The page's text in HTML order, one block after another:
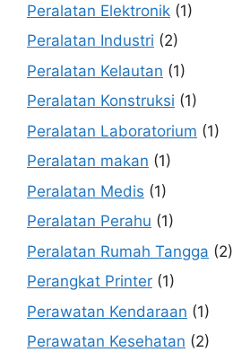
Peralatan Elektronik (1)
Peralatan Industri (2)
Peralatan Kelautan (1)
Peralatan Konstruksi (1)
Peralatan Laboratorium (1)
Peralatan makan (1)
Peralatan Medis (1)
Peralatan Perahu (1)
Peralatan Rumah Tangga (2)
Perangkat Printer (1)
Perawatan Kendaraan (1)
Perawatan Kesehatan (2)